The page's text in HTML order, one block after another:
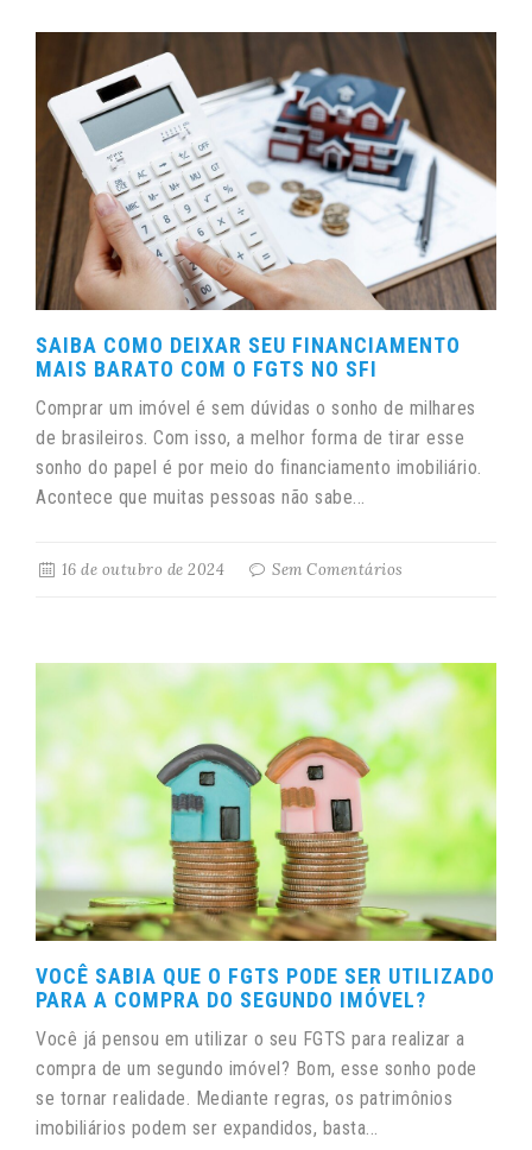
SAIBA COMO DEIXAR SEU FINANCIAMENTO
MAIS BARATO COM O FGTS NO SFI
Comprar um imóvel é sem dúvidas o sonho de milhares
de brasileiros. Com isso, a melhor forma de tirar esse
sonho do papel é por meio do financiamento imobiliário.
Acontece que muitas pessoas não sabe...
16 de outubro de 2024 Sem Comentários
VOCÊ SABIA QUE O FGTS PODE SER UTILIZADO
PARA A COMPRA DO SEGUNDO IMÓVEL?
Você já pensou em utilizar o seu FGTS para realizar a
compra de um segundo imóvel? Bom, esse sonho pode
se tornar realidade. Mediante regras, os patrimônios
imobiliários podem ser expandidos, basta...